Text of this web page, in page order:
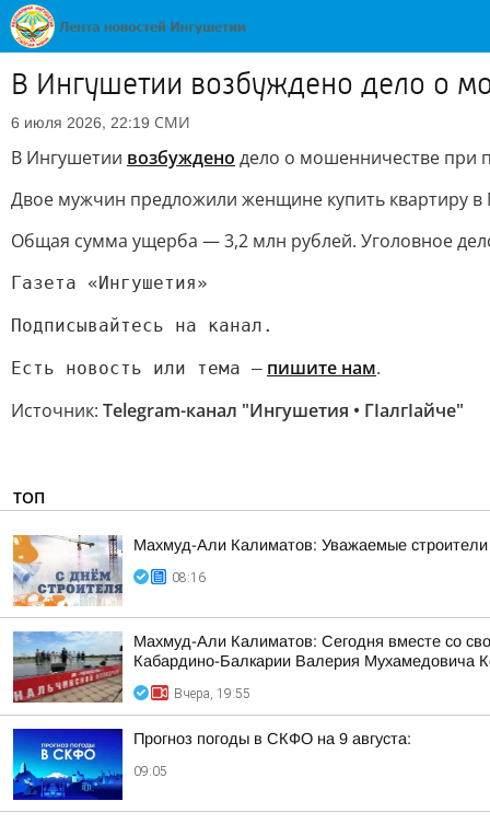
В Ингушетии возбуждено дело о
6 июля 2026, 22:19 СМИ
В Ингушетии возбуждено дело о мошенничестве при
Двое мужчин предложили женщине купить квартиру в
Общая сумма ущерба — 3,2 млн рублей. Уголовное
Газета «Ингушетия»
Подписывайтесь на канал.
Есть новость или тема — пишите нам.
Источник: Telegram-канал "Ингушетия • ГIалгIайче"
ТОП
Махмуд-Али Калиматов: Уважаемые строители
08:16
Махмуд-Али Калиматов: Сегодня вместе со
Кабардино-Балкарии Валерия Мухамедовича
Вчера, 19:55
Прогноз погоды в СКФО на 9 августа:
09:05